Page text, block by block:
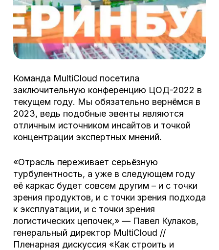
Команда MultiCloud посетила
заключительную конференцию ЦОД-2022 в
текущем году. Мы обязательно вернёмся в
2023, ведь подобные эвенты являются
отличным источником инсайтов и точкой
концентрации экспертных мнений.
«Отрасль переживает серьёзную
турбулентность, а уже в следующем году
её каркас будет совсем другим – и с точки
зрения продуктов, и с точки зрения подхода
к эксплуатации, и с точки зрения
логистических цепочек,» — Павел Кулаков,
генеральный директор MultiCloud //
Пленарная дискуссия «Как строить и